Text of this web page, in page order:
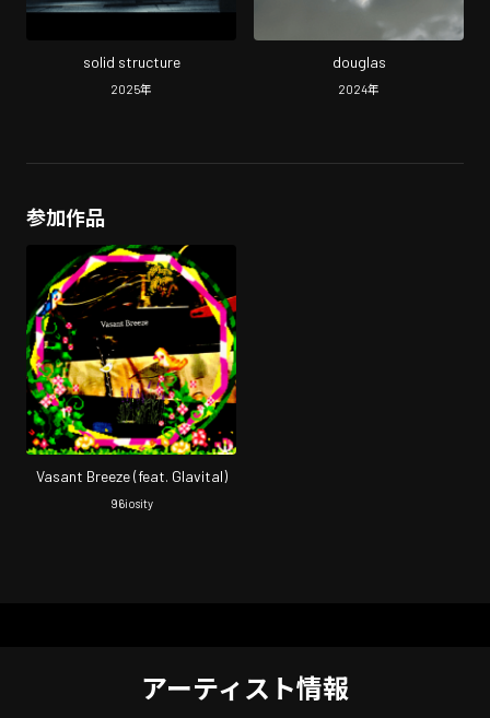
solid structure
2025年
douglas
2024年
参加作品
Vasant Breeze (feat. Glavital)
96iosity
アーティスト情報